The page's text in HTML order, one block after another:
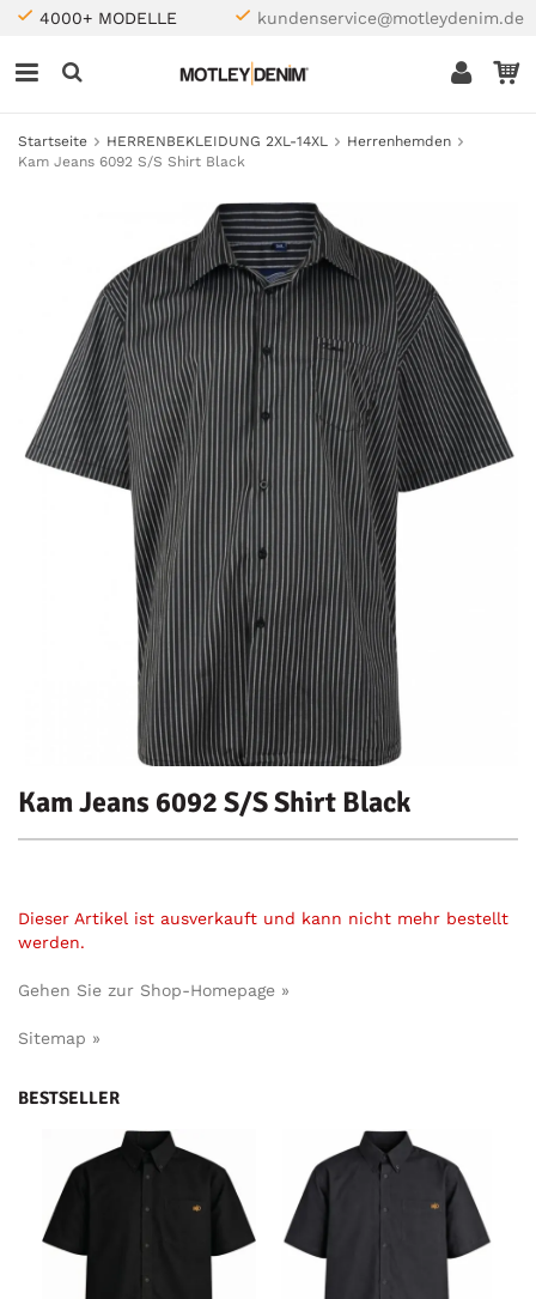
4000+ MODELLE kundenservice@motleydenim.de
Startseite HERRENBEKLEIDUNG 2XL-14XL
Herrenhemden
Kam Jeans 6092 S/S Shirt Black
Kam Jeans 6092 S/S Shirt Black
Dieser Artikel ist ausverkauft und kann nicht mehr bestellt
werden.
Gehen Sie zur Shop-Homepage »
Sitemap »
BESTSELLER